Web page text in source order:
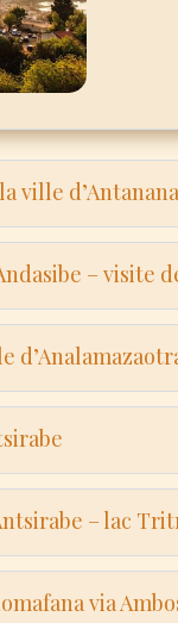
ville
– visite
Arrêt
et
leurs
– lac
via